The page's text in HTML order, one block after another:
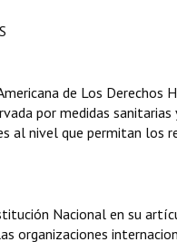
de Los
por medidas
al nivel que permitan los
Nacional en su
organizaciones